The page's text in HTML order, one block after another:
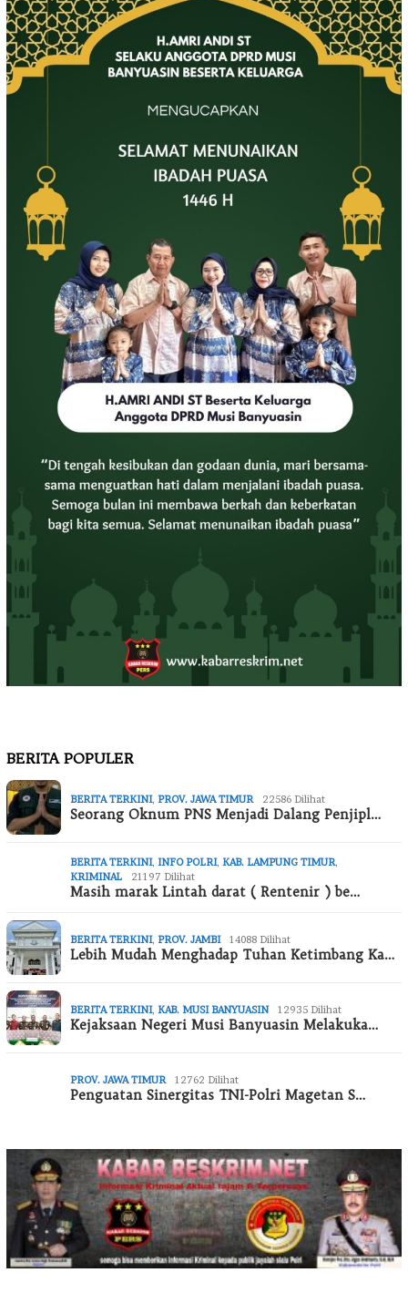
BERITA POPULER
BERITA TERKINI, PROV. JAWA TIMUR 22586 Dilihat
Seorang Oknum PNS Menjadi Dalang Penjipl…
BERITA TERKINI, INFO POLRI, KAB. LAMPUNG TIMUR
KRIMINAL
21197 Dilihat
Masih marak Lintah darat ( Rentenir ) be…
BERITA TERKINI, PROV. JAMBI 14088 Dilihat
Lebih Mudah Menghadap Tuhan Ketimbang Ka…
BERITA TERKINI, KAB. MUSI BANYUASIN 12935 Dilihat
Kejaksaan Negeri Musi Banyuasin Melakuka…
PROV. JAWA TIMUR 12762 Dilihat
Penguatan Sinergitas TNI-Polri Magetan S…